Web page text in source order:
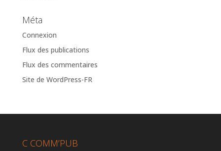
Méta
Connexion
Flux des publications
Flux des commentaires
Site de WordPress-FR
C COMM’PUB